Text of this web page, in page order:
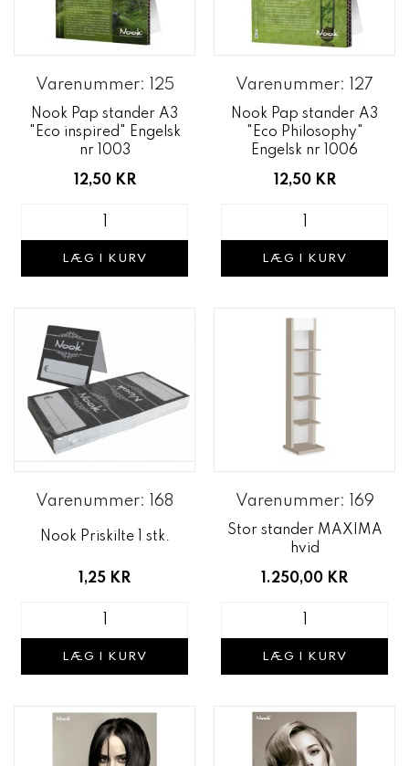
Varenummer: 125
Nook Pap stander A3
"Eco inspired" Engelsk
nr 1003
12,50 KR
LÆG I KURV
Varenummer: 127
Nook Pap stander A3
"Eco Philosophy"
Engelsk nr 1006
12,50 KR
LÆG I KURV
Varenummer: 168
Nook Priskilte 1 stk.
1,25 KR
LÆG I KURV
Varenummer: 169
Stor stander MAXIMA
hvid
1.250,00 KR
LÆG I KURV